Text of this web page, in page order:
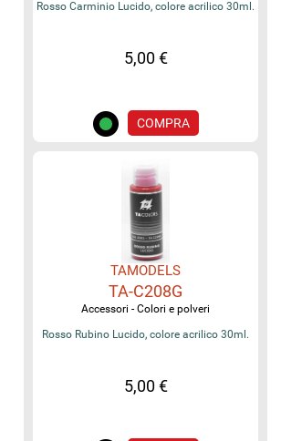
Rosso Carminio Lucido, colore acrilico 30ml.
5,00 €
COMPRA
TAMODELS
TA-C208G
Accessori - Colori e polveri
Rosso Rubino Lucido, colore acrilico 30ml.
5,00 €